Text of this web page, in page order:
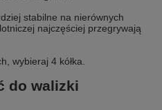
stabilne na nierównych
najczęściej przegrywają
wybieraj 4 kółka.
do walizki